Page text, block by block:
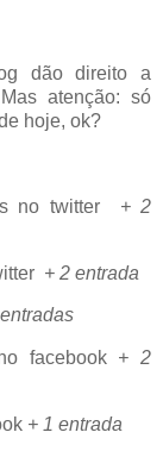
dão direito a
atenção: só
hoje, ok?
no twitter + 2
+ 2 entrada
facebook + 2
+ 1 entrada